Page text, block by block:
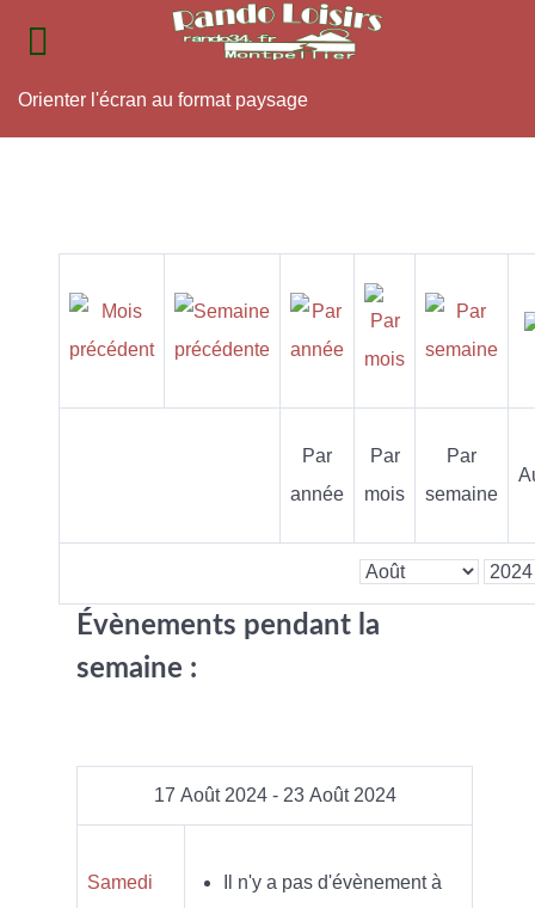
Orienter l'écran au format paysage
Par
année
Par
mois
Par
semaine
Évènements pendant la
semaine :
17 Août 2024 - 23 Août 2024
Samedi
Il n'y a pas d'évènement à